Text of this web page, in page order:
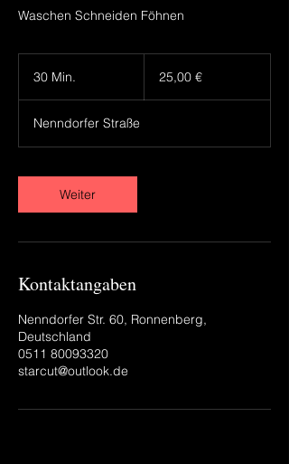
Waschen Schneiden Föhnen
30 Min.
i
n
25,00 €
Nenndorfer Straße
Weiter
Kontaktangaben
Nenndorfer Str. 60, Ronnenberg,
Deutschland
0511 80093320
starcut@outlook.de